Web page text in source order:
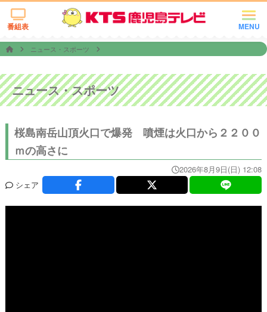
MENU
番組表
ニュース・スポーツ
ニュース・スポーツ
桜島南岳山頂火口で爆発 噴煙は火口から２２００
ｍの高さに
2026年8月9日(日) 12:08
シェア